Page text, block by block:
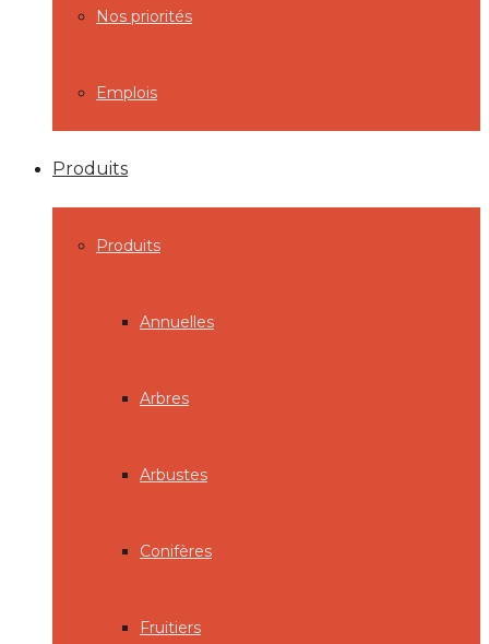
Nos priorités
Emplois
Produits
Produits
Annuelles
Arbres
Arbustes
Conifères
Fruitiers